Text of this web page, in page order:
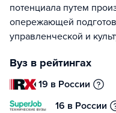
потенциала путем
опережающей
управленческой и
Вуз в рейтингах
19 в России
16 в России